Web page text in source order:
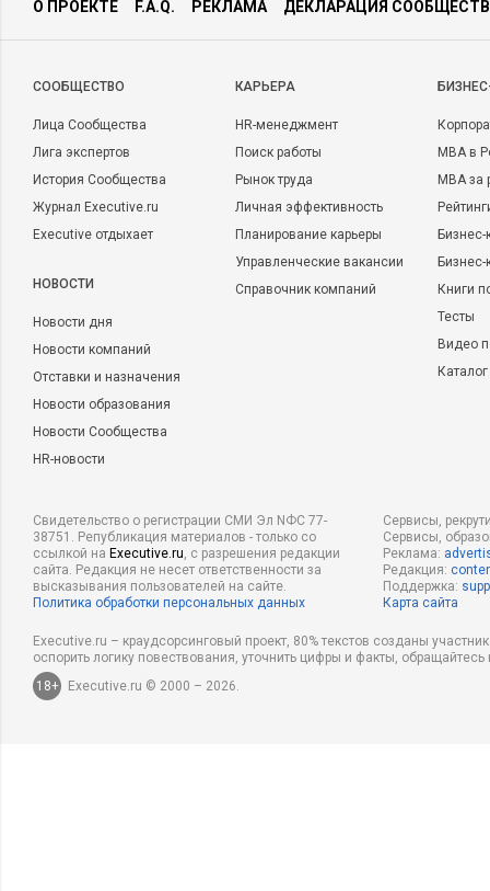
О ПРОЕКТЕ F.A.Q. РЕКЛАМА ДЕКЛАРАЦИЯ
CООБЩЕСТВО
Лица Сообщества
Лига экспертов
История Сообщества
Журнал Executive.ru
Executive отдыхает
НОВОСТИ
Новости дня
Новости компаний
Отставки и назначения
Новости образования
Новости Сообщества
HR-новости
КАРЬЕРА
HR-менеджмент
Поиск работы
Рынок труда
Личная эффективность
Планирование карьеры
Управленческие вакансии
Справочник компаний
MBA в
MBA
Бизнес-
Книги
Тесты
Видео
Свидетельство о регистрации СМИ Эл NФС 77-
38751. Републикация материалов - только со
ссылкой на Executive.ru, с разрешения редакции
сайта. Редакция не несет ответственности за
высказывания пользователей на сайте.
Политика обработки персональных данных
Сервисы,
Сервисы,
Реклама:
Редакция:
Поддержка:
Карта сайта
Executive.ru – краудсорсинговый проект, 80% текстов созданы
оспорить логику повествования, уточнить цифры и факты,
18+
Executive.ru © 2000 – 2026.